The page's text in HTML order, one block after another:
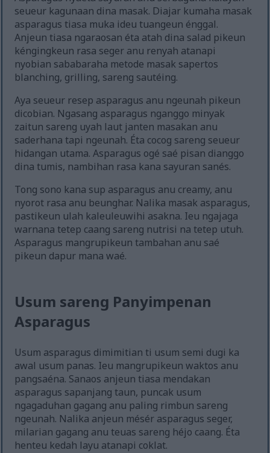
seueur kagunaan dina masak. Diajar kumaha masak
asparagus tiasa muka ideu tuangeun énggal.
Anjeun tiasa ngaraosan éta atah dina salad pikeun
kéngingkeun rasa seger anu renyah atanapi
nyobian sababaraha metode masak sapertos
blanching, grilling, sareng sautéing.
Aya seueur resep asparagus anu ngeunah pikeun
dicobian. Ngasang asparagus nganggo minyak
zaitun sareng uyah laut janten masakan anu
saderhana tapi ngeunah. Éta cocog sareng seueur
hidangan utama. Asparagus ogé saé pisan dianggo
dina tumis, nambihan rasa kana sayuran sanés.
Tong sono kana sup asparagus anu creamy, anu
nyorot rasa anu beunghar. Nalika masak asparagus,
pastikeun ulah kaleuleuwihi asakna. Ieu ngajaga
warnana tetep caang sareng nutrisi na tetep utuh.
Asparagus mangrupikeun tambahan anu saé
pikeun dapur mana waé.
Usum sareng Panyimpenan
Asparagus
Usum asparagus dimimitian ti usum semi dugi ka
awal usum panas. Ieu mangrupikeun waktos anu
pangsaéna. Sanaos anjeun tiasa mendakan
asparagus sapanjang taun, puncak usum
ngagaduhan gagang anu paling rimbun sareng
ngeunah. Nalika anjeun mésér asparagus seger,
milarian gagang anu teuas sareng héjo caang. Éta
henteu kedah layu atanapi coklat.